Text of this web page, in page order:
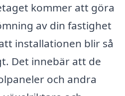
kommer att göra
av din fastighet
installationen blir så
Det innebär att de
och andra